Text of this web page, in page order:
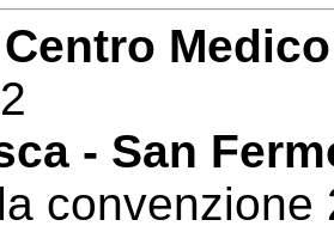
- San
la convenzione